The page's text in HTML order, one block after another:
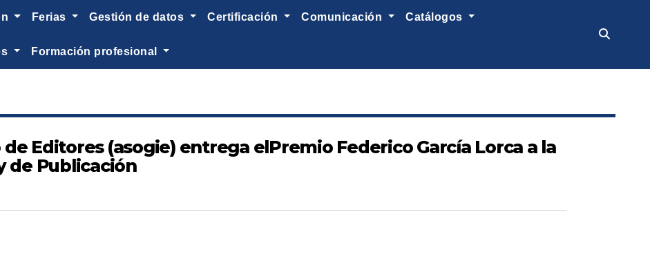
ferias gestión de datos certificación comunicación catálogos
formación profesional
Editores (asogie) entrega elPremio Federico García Lorca a la
de Publicación